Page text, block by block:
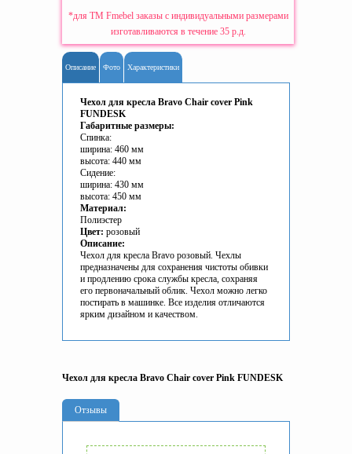
*для ТМ Fmebel заказы с индивидуальными размерами
изготавливаются в течение 35 р.д.
Описание Фото Характеристики
Чехол для кресла Bravo Chair cover Pink
FUNDESK
Габаритные размеры:
Спинка:
ширина: 460 мм
высота: 440 мм
Сидение:
ширина: 430 мм
высота: 450 мм
Материал:
Полиэстер
Цвет: розовый
Описание:
Чехол для кресла Bravo розовый. Чехлы
предназначены для сохранения чистоты обивки
и продлению срока службы кресла, сохраняя
его первоначальный облик. Чехол можно легко
постирать в машинке. Все изделия отличаются
ярким дизайном и качеством.
Чехол для кресла Bravo Chair cover Pink FUNDESK
Отзывы